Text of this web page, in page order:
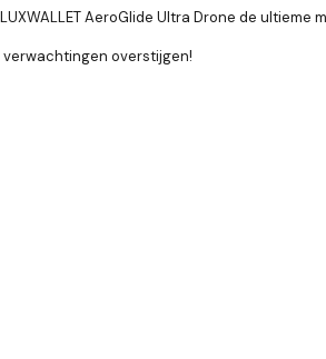
AeroGlide Ultra Drone de ultieme
verwachtingen overstijgen!